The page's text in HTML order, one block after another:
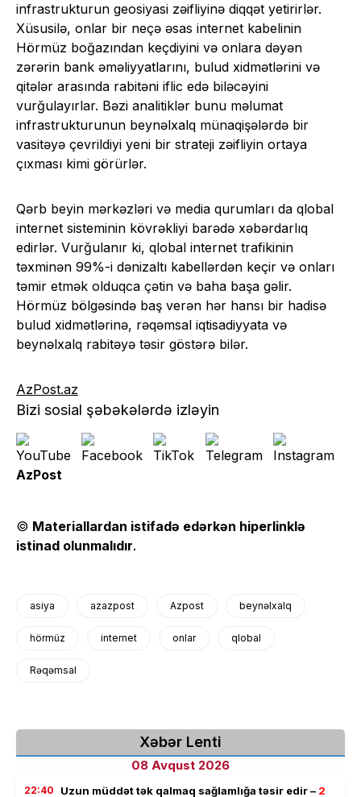
infrastrukturun geosiyasi zəifliyinə diqqət yetirirlər.
Xüsusilə, onlar bir neçə əsas internet kabelinin
Hörmüz boğazından keçdiyini və onlara dəyən
zərərin bank əməliyyatlarını, bulud xidmətlərini və
qitələr arasında rabitəni iflic edə biləcəyini
vurğulayırlar. Bəzi analitiklər bunu məlumat
infrastrukturunun beynəlxalq münaqişələrdə bir
vasitəyə çevrildiyi yeni bir strateji zəifliyin ortaya
çıxması kimi görürlər.
Qərb beyin mərkəzləri və media qurumları da qlobal
internet sisteminin kövrəkliyi barədə xəbərdarlıq
edirlər. Vurğulanır ki, qlobal internet trafikinin
təxminən 99%-i dənizaltı kabellərdən keçir və onları
təmir etmək olduqca çətin və baha başa gəlir.
Hörmüz bölgəsində baş verən hər hansı bir hadisə
bulud xidmətlərinə, rəqəmsal iqtisadiyyata və
beynəlxalq rabitəyə təsir göstərə bilər.
AzPost.az
Bizi sosial şəbəkələrdə izləyin
AzPost
© Materiallardan istifadə edərkən hiperlinklə
istinad olunmalıdır.
asiya azazpost Azpost beynəlxalq
hörmüz internet onlar qlobal
Rəqəmsal
Xəbər Lenti
08 Avqust 2026
22:40 Uzun müddət tək qalmaq sağlamlığa təsir edir – 2